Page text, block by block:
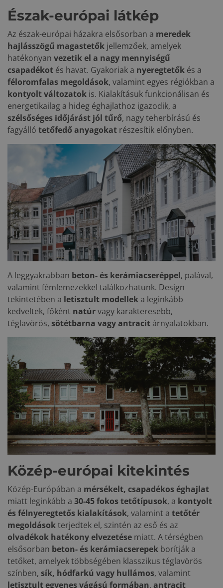
Észak-európai látkép
Az észak-európai házakra elsősorban a meredek
hajlásszögű magastetők jellemzőek, amelyek
hatékonyan vezetik el a nagy mennyiségű
csapadékot és havat. Gyakoriak a nyeregtetők és a
féloromfalas megoldások, valamint egyes régiókban a
kontyolt változatok is. Kialakításuk funkcionálisan és
energetikailag a hideg éghajlathoz igazodik, a
szélsőséges időjárást jól tűrő, nagy teherbírású és
fagyálló tetőfedő anyagokat részesítik előnyben.
A leggyakrabban beton- és kerámiacseréppel, palával,
valamint fémlemezekkel találkozhatunk. Design
tekintetében a letisztult modellek a leginkább
kedveltek, főként natúrvagy karakteresebb,
téglavörös, sötétbarna vagy antracit árnyalatokban.
Közép-európai kitekintés
Közép-Európában a mérsékelt, csapadékos éghajlat
miatt leginkább a 30-45 fokos tetőtípusok, a kontyolt
és félnyeregtetős kialakítások, valamint a tetőtér
megoldásokterjedtek el, szintén az eső és az
olvadékok hatékony elvezetése miatt. A térségben
elsősorban beton- és kerámiacserepek borítják a
tetőket, amelyek többségében klasszikus téglavörös
színben, sík, hódfarkú vagy hullámos, valamint
letisztult egyenes vágású formában, antracit